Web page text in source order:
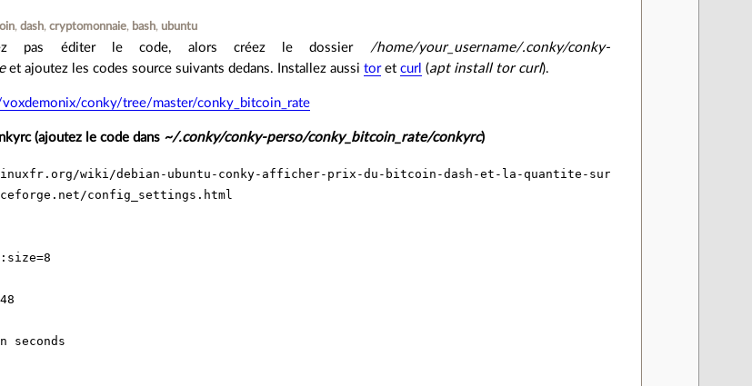
dash cryptomonnaie bash ubuntu
pas éditer le code, alors créez le dossier /home/your_username/.conky/conky-
et ajoutez les codes source suivants dedans. Installez aussitoretcurl (apt install tor curl).
conky/tree/master/conky_bitcoin_rate
(ajoutez le code dans ~/.conky/conky-perso/conky_bitcoin_rate/conkyrc)
wiki/debian-ubuntu-conky-afficher-prix-du-bitcoin-dash-et-la-quantite-sur-le-compte
config_settings.html
seconds